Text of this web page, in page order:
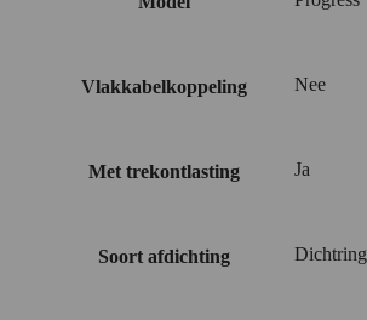
Vlakkabelkoppeling Nee
Met trekontlasting Ja
Soort afdichting Dichtring